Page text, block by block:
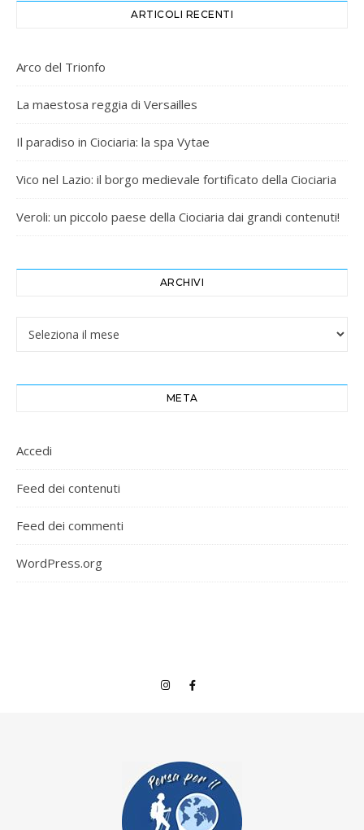
ARTICOLI RECENTI
Arco del Trionfo
La maestosa reggia di Versailles
Il paradiso in Ciociaria: la spa Vytae
Vico nel Lazio: il borgo medievale fortificato della Ciociaria
Veroli: un piccolo paese della Ciociaria dai grandi contenuti!
ARCHIVI
Archivi
META
Accedi
Feed dei contenuti
Feed dei commenti
WordPress.org